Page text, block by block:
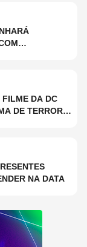
DA DC
DE TERROR;
NA DATA